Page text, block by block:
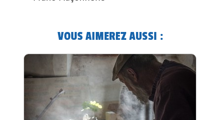
VOUS AIMEREZ AUSSI :